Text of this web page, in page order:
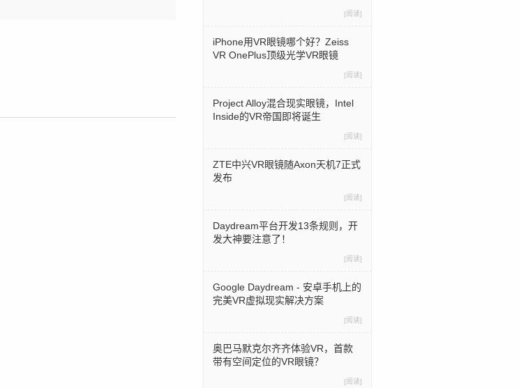
[阅读]
iPhone用VR眼镜哪个好？Zeiss
VR OnePlus顶级光学VR眼镜
[阅读]
Project Alloy混合现实眼镜，Intel
Inside的VR帝国即将诞生
[阅读]
ZTE中兴VR眼镜随Axon天机7正式
发布
[阅读]
Daydream平台开发13条规则，开
发大神要注意了！
[阅读]
Google Daydream - 安卓手机上的
完美VR虚拟现实解决方案
[阅读]
奥巴马默克尔齐齐体验VR，首款
带有空间定位的VR眼镜？
[阅读]